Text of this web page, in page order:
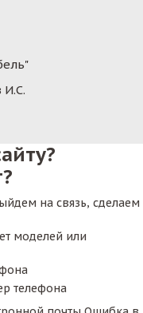
И.С.
на связь, сделаем
моделей или
телефона